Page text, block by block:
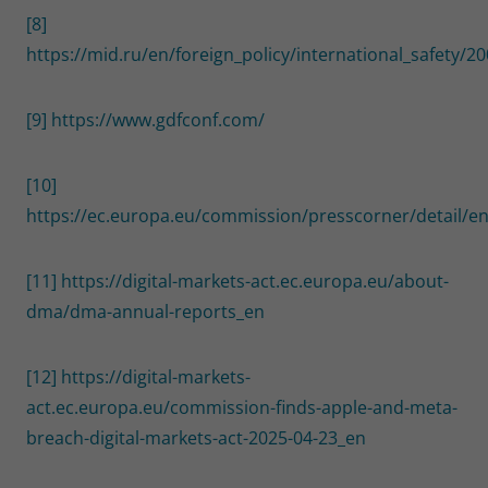
[8]
https://mid.ru/en/foreign_policy/international_safety/
[9] https://www.gdfconf.com/
[10]
https://ec.europa.eu/commission/presscorner/detail/
[11] https://digital-markets-act.ec.europa.eu/about-
dma/dma-annual-reports_en
[12] https://digital-markets-
act.ec.europa.eu/commission-finds-apple-and-meta-
breach-digital-markets-act-2025-04-23_en